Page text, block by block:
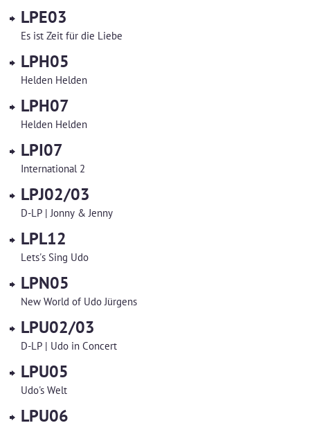
LPE03
Es ist Zeit für die Liebe
LPH05
Helden Helden
LPH07
Helden Helden
LPI07
International 2
LPJ02/03
D-LP | Jonny & Jenny
LPL12
Lets's Sing Udo
LPN05
New World of Udo Jürgens
LPU02/03
D-LP | Udo in Concert
LPU05
Udo's Welt
LPU06